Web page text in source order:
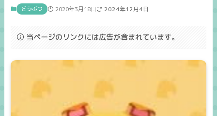
どうぶつ 2020年3月18日 2024年12月4日
当ページのリンクには広告が含まれています。